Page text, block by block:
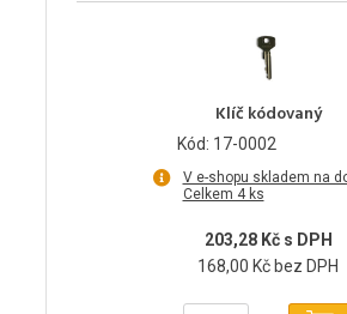
Klíč kódovaný
Kód: 17-0002
V e-shopu skladem na
Celkem 4 ks
203,28 Kč s DPH
168,00 Kč bez DPH